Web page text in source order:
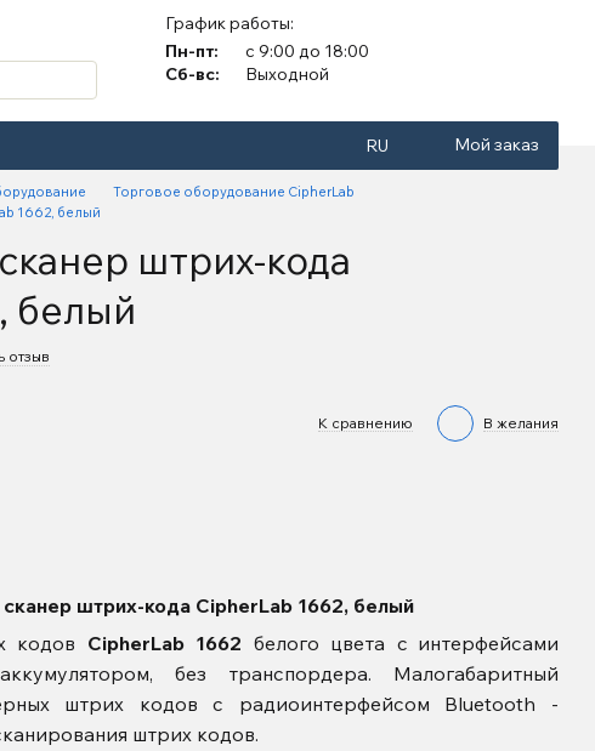
График работы:
Пн-пт:
с 9:00 до 18:00
Сб-вс:
Выходной
RU Мой заказ
Торговое оборудование CipherLab
1662, белый
штрих-кода
белый
отзыв
К сравнению В желания
штрих-кода CipherLab 1662, белый
кодов CipherLab 1662 белого цвета c интерфейсами
без транспордера. Малогабаритный
штрих кодов с радиоинтерфейсом Bluetooth -
штрих кодов.